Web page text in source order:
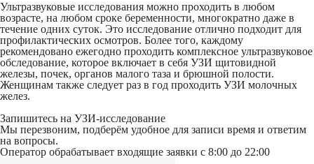
Ультразвуковые исследования можно проходить в любом
возрасте, на любом сроке беременности, многократно даже в
течение одних суток. Это исследование отлично подходит для
профилактических осмотров. Более того, каждому
рекомендовано ежегодно проходить комплексное ультразвуковое
обследование, которое включает в себя УЗИ щитовидной
железы, почек, органов малого таза и брюшной полости.
Женщинам также следует раз в год проходить УЗИ молочных
желез.
Запишитесь на УЗИ - исследование
Мы перезвоним, подберём удобное для записи время и ответим
на вопросы.
Оператор обрабатывает входящие заявки с 8:00 до 22:00